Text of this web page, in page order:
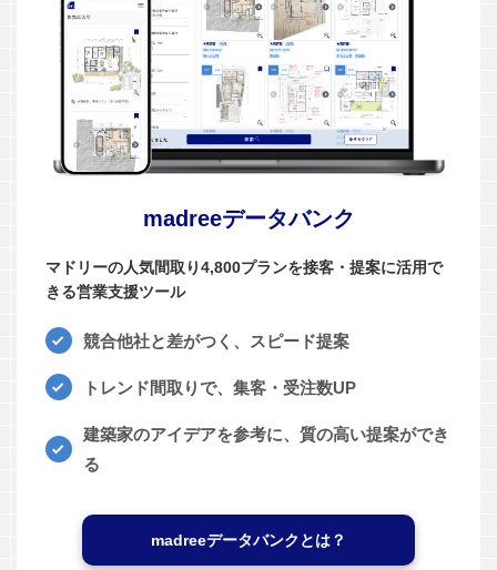
madreeデータバンク
マドリーの人気間取り4,800プランを接客・提案に活用で
きる営業支援ツール
競合他社と差がつく、スピード提案
トレンド間取りで、集客・受注数UP
建築家のアイデアを参考に、質の高い提案ができ
る
madreeデータバンクとは？